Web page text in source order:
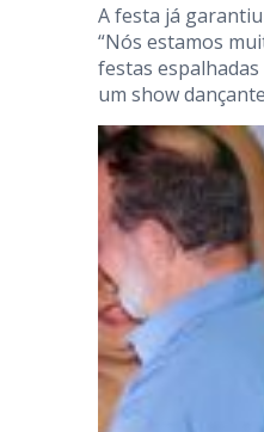
A festa já
“Nós estamos
festas
um show